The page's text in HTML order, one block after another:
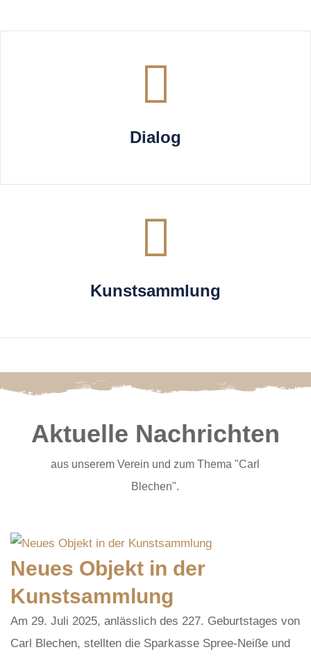
Dialog
Kunstsammlung
Aktuelle Nachrichten
aus unserem Verein und zum Thema "Carl
Blechen".
Neues Objekt in der
Kunstsammlung
Am 29. Juli 2025, anlässlich des 227. Geburtstages von
Carl Blechen, stellten die Sparkasse Spree-Neiße und